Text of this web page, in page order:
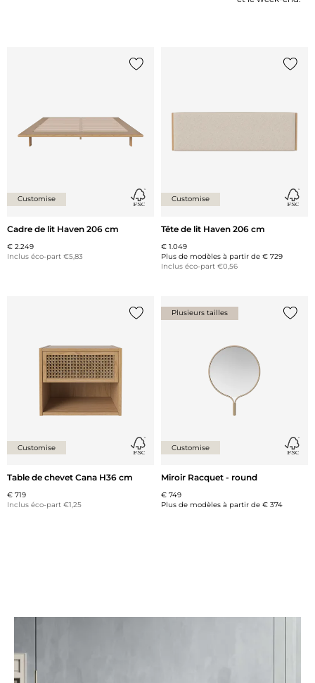
Customise
Cadre de lit Haven 206 cm
€ 2.249
Inclus éco-part €5,83
Customise
Tête de lit Haven 206 cm
€ 1.049
Plus de modèles à partir de € 729
Inclus éco-part €0,56
Customise
Table de chevet Cana H36 cm
€ 719
Inclus éco-part €1,25
Plusieurs tailles
Customise
Miroir Racquet - round
€ 749
Plus de modèles à partir de € 374